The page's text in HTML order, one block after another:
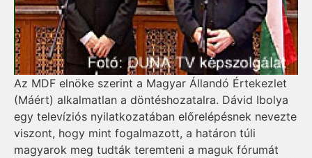
Az MDF elnöke szerint a Magyar Állandó Értekezlet
(Máért) alkalmatlan a döntéshozatalra. Dávid Ibolya
egy televíziós nyilatkozatában előrelépésnek nevezte
viszont, hogy mint fogalmazott, a határon túli
magyarok meg tudták teremteni a maguk fórumát